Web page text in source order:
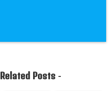
Related Posts-